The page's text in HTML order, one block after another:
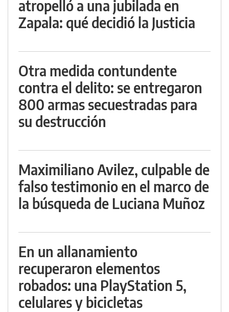
atropelló a una jubilada en
Zapala: qué decidió la Justicia
Otra medida contundente
contra el delito: se entregaron
800 armas secuestradas para
su destrucción
Maximiliano Avilez, culpable de
falso testimonio en el marco de
la búsqueda de Luciana Muñoz
En un allanamiento
recuperaron elementos
robados: una PlayStation 5,
celulares y bicicletas